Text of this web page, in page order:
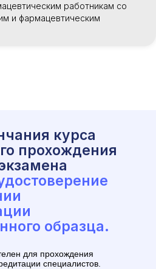
работникам со
и фармацевтическим
курса
прохождения
образца.
для прохождения
специалистов.